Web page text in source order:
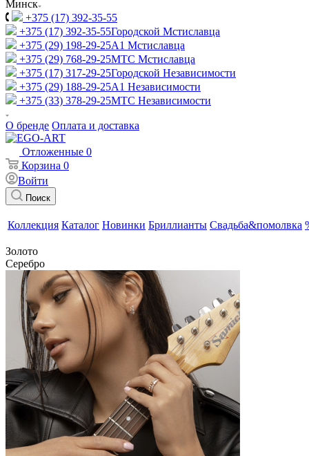
Минск
+375 (17) 392-35-55
+375 (17) 392-35-55Городской Мстиславца
+375 (29) 198-29-25A1 Мстиславца
+375 (29) 768-29-25МТС Мстиславца
+375 (17) 317-29-25Городской Независимости
+375 (29) 188-29-25A1 Независимости
+375 (33) 378-29-25МТС Независимости
О бренде Оплата и доставка
Отложенные 0
Корзина 0
Войти
Поиск
Коллекция Каталог Новинки Бриллианты Свадьба&помолвка
Золото
Серебро